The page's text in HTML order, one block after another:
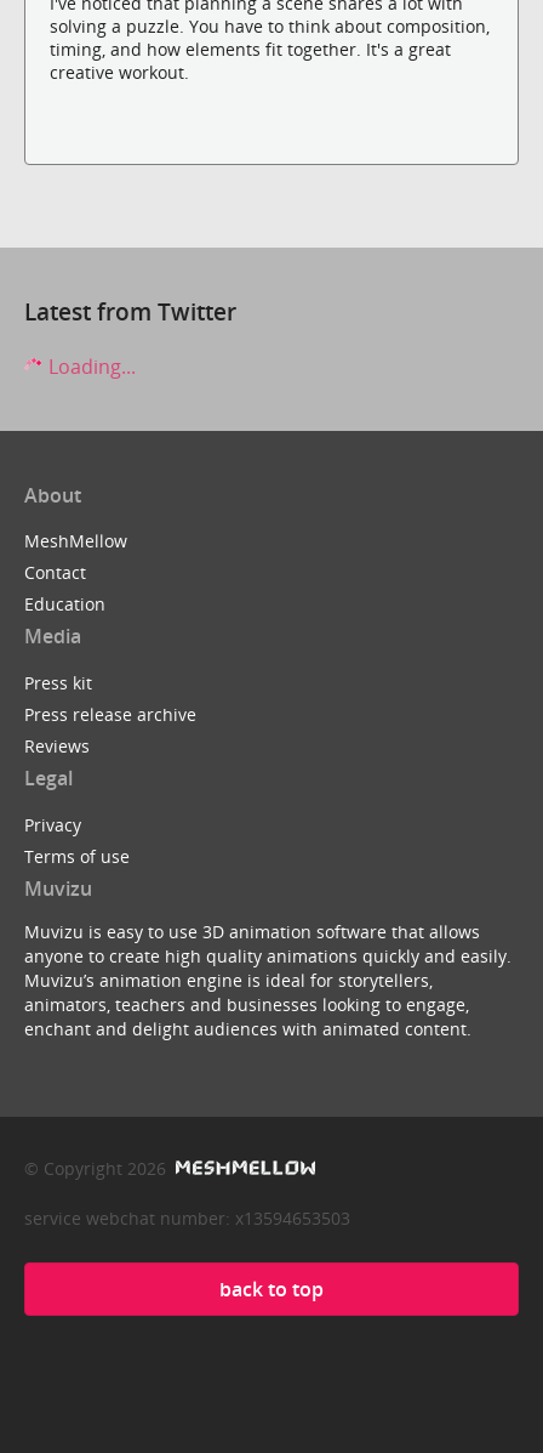
solving a puzzle. You have to think about composition,
timing, and how elements fit together. It's a great
creative workout.
Latest from Twitter
Loading...
About
MeshMellow
Contact
Education
Media
Press kit
Press release archive
Reviews
Legal
Privacy
Terms of use
Muvizu
Muvizu is easy to use 3D animation software that allows
anyone to create high quality animations quickly and easily.
Muvizu’s animation engine is ideal for storytellers,
animators, teachers and businesses looking to engage,
enchant and delight audiences with animated content.
© Copyright 2026
service webchat number: x13594653503
back to top